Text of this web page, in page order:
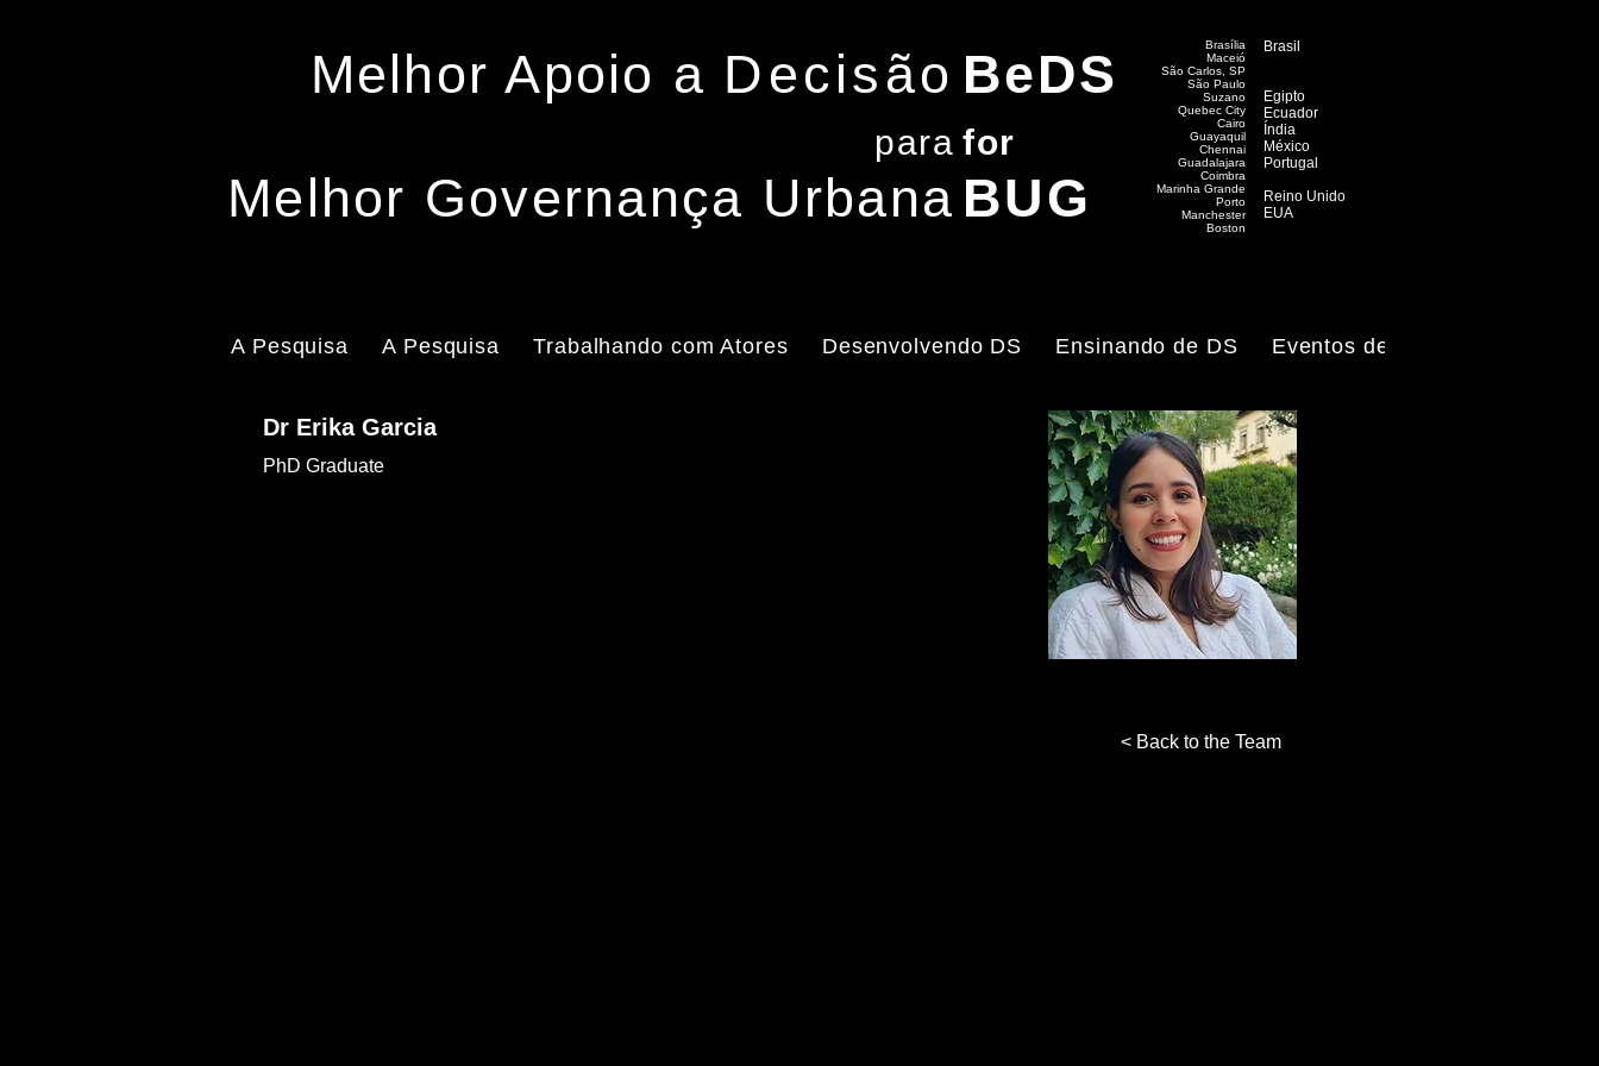
Melhor Apoio a Decisão
para
Melhor Governança Urbana
BeDS
for
BUG
Brasília
Maceió
​São Carlos, SP
São Paulo
Suzano
Quebec City
Cairo
Guayaquil
Chennai
Guadalajara
Coimbra
Marinha Grande
Porto
Manchester
Boston
Brasil
Egipto
Ecuador
Índia
México
Portugal
Reino Unido
EUA
A Pesquisa A Pesquisa Trabalhando com Atores Desenvolvendo DS Ensinando de DS Eventos de DS
Dr Erika Garcia
PhD Graduate
< Back to the Team